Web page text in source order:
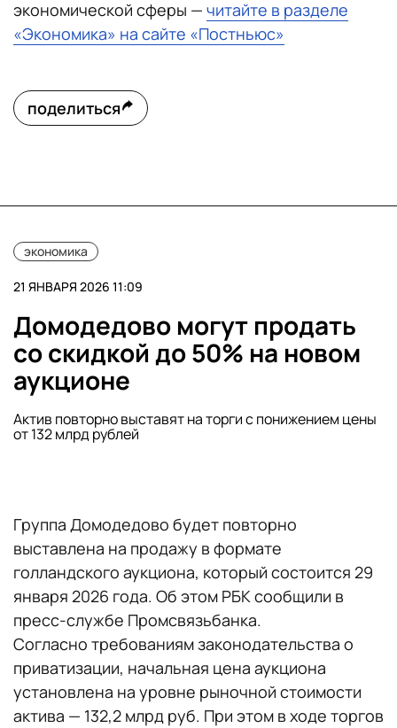
экономической сферы — читайте в разделе
«Экономика» на сайте «Постньюс»
поделиться
экономика
21 ЯНВАРЯ 2026 11:09
Домодедово могут продать
со скидкой до 50% на новом
аукционе
Актив повторно выставят на торги с понижением цены
от 132 млрд рублей
Группа Домодедово будет повторно
выставлена на продажу в формате
голландского аукциона, который состоится 29
января 2026 года. Об этом РБК сообщили в
пресс-службе Промсвязьбанка.
Согласно требованиям законодательства о
приватизации, начальная цена аукциона
установлена на уровне рыночной стоимости
актива — 132,2 млрд руб. При этом в ходе торгов